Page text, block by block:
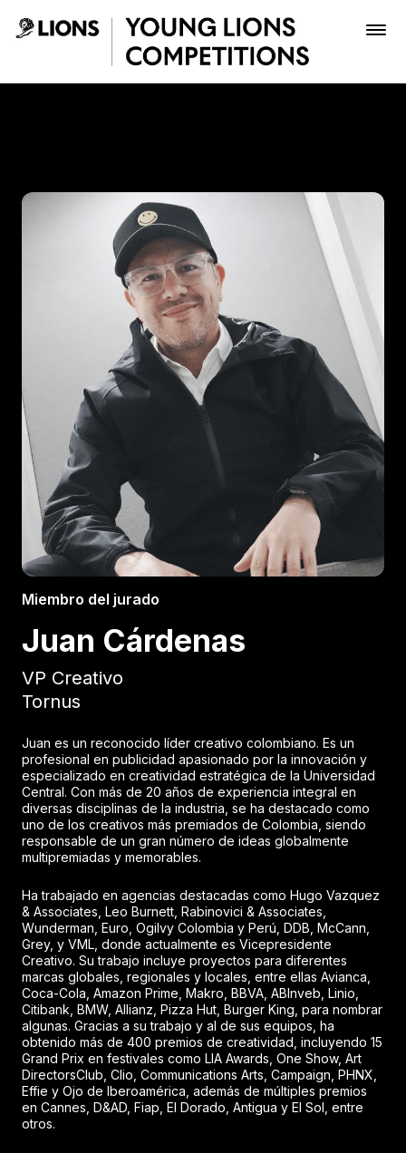
Saltar al contenido principal
Inscribir
Boletería
Miembro del jurado
Juan Cárdenas
VP Creativo
Tornus
Juan es un reconocido líder creativo colombiano. Es un
profesional en publicidad apasionado por la innovación y
especializado en creatividad estratégica de la Universidad
Central. Con más de 20 años de experiencia integral en
diversas disciplinas de la industria, se ha destacado como
uno de los creativos más premiados de Colombia, siendo
responsable de un gran número de ideas globalmente
multipremiadas y memorables.
Ha trabajado en agencias destacadas como Hugo Vazquez
& Associates, Leo Burnett, Rabinovici & Associates,
Wunderman, Euro, Ogilvy Colombia y Perú, DDB, McCann,
Grey, y VML, donde actualmente es Vicepresidente
Creativo. Su trabajo incluye proyectos para diferentes
marcas globales, regionales y locales, entre ellas Avianca,
Coca-Cola, Amazon Prime, Makro, BBVA, ABInveb, Linio,
Citibank, BMW, Allianz, Pizza Hut, Burger King, para nombrar
algunas. Gracias a su trabajo y al de sus equipos, ha
obtenido más de 400 premios de creatividad, incluyendo 15
Grand Prix en festivales como LIA Awards, One Show, Art
DirectorsClub, Clio, Communications Arts, Campaign, PHNX,
Effie y Ojo de Iberoamérica, además de múltiples premios
en Cannes, D&AD, Fiap, El Dorado, Antigua y El Sol, entre
otros.